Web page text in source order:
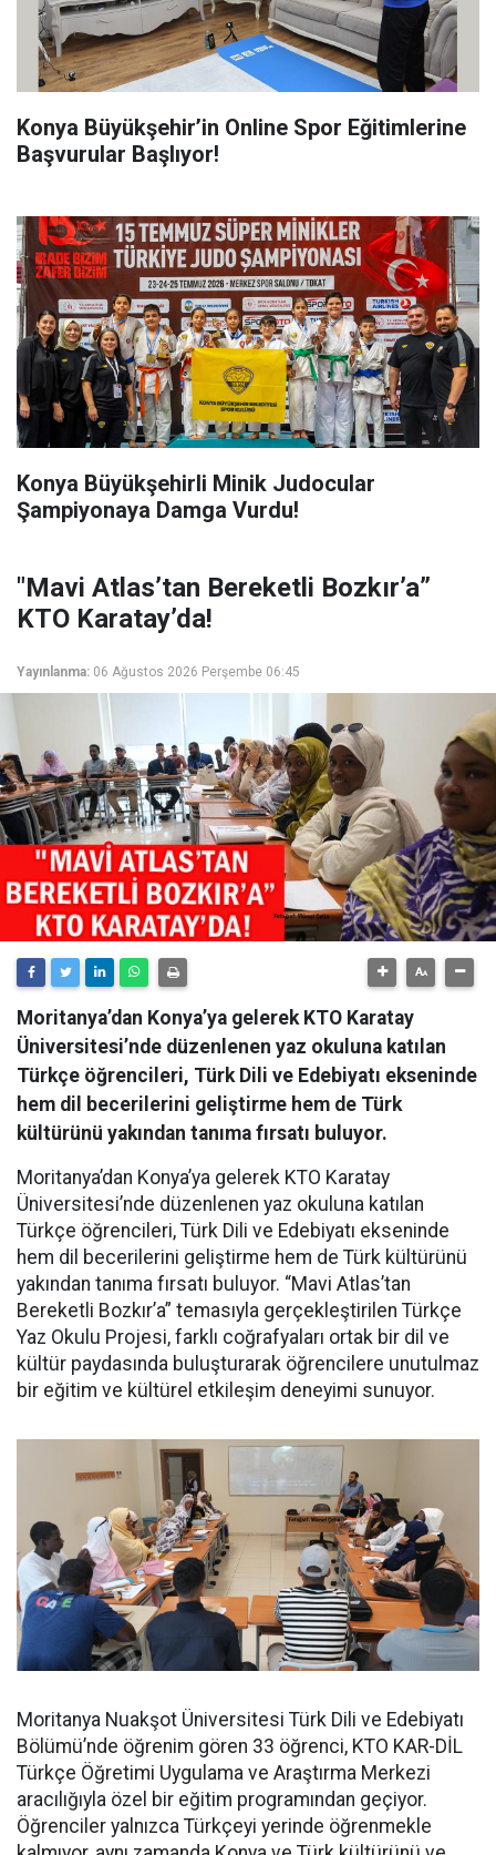
Konya Büyükşehir’in Online Spor Eğitimlerine
Başvurular Başlıyor!
Konya Büyükşehirli Minik Judocular
Şampiyonaya Damga Vurdu!
"Mavi Atlas’tan Bereketli Bozkır’a”
KTO Karatay’da!
Yayınlanma: 06 Ağustos 2026 Perşembe 06:45
Moritanya’dan Konya’ya gelerek KTO Karatay
Üniversitesi’nde düzenlenen yaz okuluna katılan
Türkçe öğrencileri, Türk Dili ve Edebiyatı ekseninde
hem dil becerilerini geliştirme hem de Türk
kültürünü yakından tanıma fırsatı buluyor.
Moritanya’dan Konya’ya gelerek KTO Karatay
Üniversitesi’nde düzenlenen yaz okuluna katılan
Türkçe öğrencileri, Türk Dili ve Edebiyatı ekseninde
hem dil becerilerini geliştirme hem de Türk kültürünü
yakından tanıma fırsatı buluyor. “Mavi Atlas’tan
Bereketli Bozkır’a” temasıyla gerçekleştirilen Türkçe
Yaz Okulu Projesi, farklı coğrafyaları ortak bir dil ve
kültür paydasında buluşturarak öğrencilere unutulmaz
bir eğitim ve kültürel etkileşim deneyimi sunuyor.
Moritanya Nuakşot Üniversitesi Türk Dili ve Edebiyatı
Bölümü’nde öğrenim gören 33 öğrenci, KTO KAR-DİL
Türkçe Öğretimi Uygulama ve Araştırma Merkezi
aracılığıyla özel bir eğitim programından geçiyor.
Öğrenciler yalnızca Türkçeyi yerinde öğrenmekle